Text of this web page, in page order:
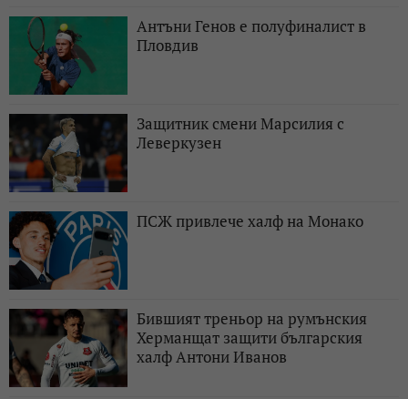
Антъни Генов е полуфиналист в
Пловдив
Защитник смени Марсилия с
Леверкузен
ПСЖ привлече халф на Монако
Бившият треньор на румънския
Херманщат защити българския
халф Антони Иванов